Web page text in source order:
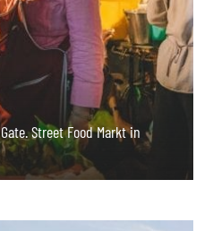
Street Food Markt in